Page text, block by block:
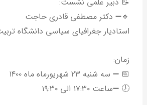
🔹➖ دکتر مصطفی قادری حاجت
استادیار جغرافیای سیاسی دانشگاه
زمان:
📅 ➖ سه شنبه ۲۳ شهریورماه ماه ۱۴۰۰
🕖 ➖ساعت ۱۷:۳۰ الی ۱۹:٣٠